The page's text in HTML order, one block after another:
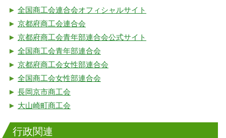
► 全国商工会連合会オフィシャルサイト
► 京都府商工会連合会
► 京都府商工会青年部連合会公式サイト
► 全国商工会青年部連合会
► 京都府商工会女性部連合会
► 全国商工会女性部連合会
► 長岡京市商工会
► 大山崎町商工会
行政関連